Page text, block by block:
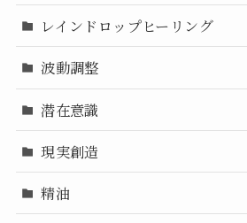
レインドロップヒーリング
波動調整
潜在意識
現実創造
精油